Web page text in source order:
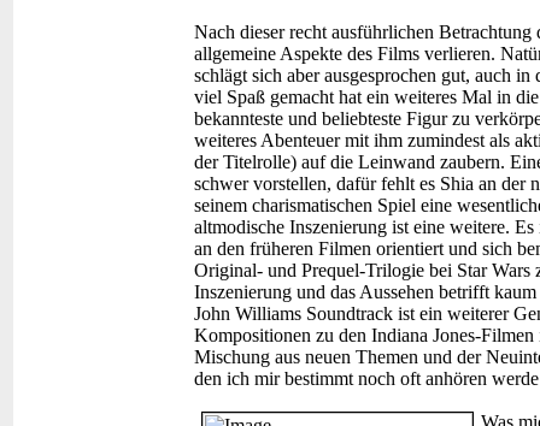
Nach dieser recht ausführlichen
allgemeine Aspekte des Films verlieren.
schlägt sich aber ausgesprochen gut, auch
viel Spaß gemacht hat ein weiteres Mal in
bekannteste und beliebteste Figur zu
weiteres Abenteuer mit ihm zumindest als
der Titelrolle) auf die Leinwand zaubern.
schwer vorstellen, dafür fehlt es Shia an der
seinem charismatischen Spiel eine
altmodische Inszenierung ist eine weitere.
an den früheren Filmen orientiert und sich
Original- und Prequel-Trilogie bei Star
Inszenierung und das Aussehen betrifft
John Williams Soundtrack ist ein weiterer
Kompositionen zu den Indiana Jones-
Mischung aus neuen Themen und der
den ich mir bestimmt noch oft anhören
Was